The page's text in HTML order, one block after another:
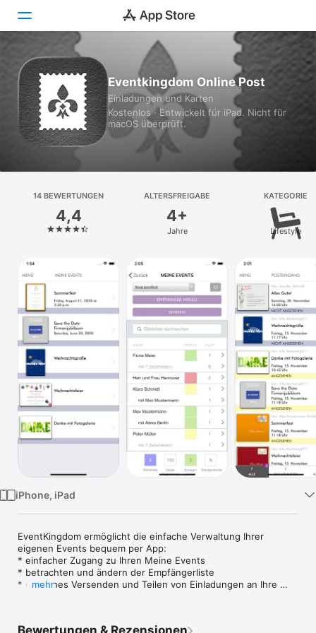
Heute
Spiele
Apps
Arcade
Plattform
iPhone
Mac
Vision
Watch
TV
Eventkingdom Online Post
Einladungen und Karten
Kostenlos · Entwickelt für iPad. Nicht für
macOS überprüft.
14 BEWERTUNGEN
4,4
ALTERSFREIGABE
4+
Jahre
KATEGORIE
Lifestyle
iPhone, iPad
EventKingdom ermöglicht die einfache Verwaltung Ihrer
eigenen Events bequem per App:
* einfacher Zugang zu Ihren Meine Events
* betrachten und ändern der Empfängerliste
* einfaches Versenden und Teilen von Einladungen an Ihre
mehr
Bewertungen & Rezensionen